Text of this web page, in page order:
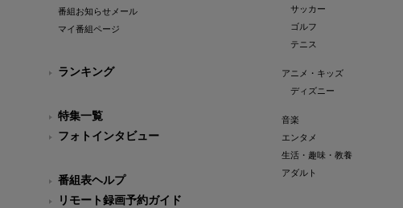
番組お知らせメール
マイ番組ページ
ランキング
特集一覧
フォトインタビュー
番組表ヘルプ
リモート録画予約ガイド
サッカー
ゴルフ
テニス
アニメ・キッズ
ディズニー
音楽
エンタメ
生活・趣味・教養
アダルト